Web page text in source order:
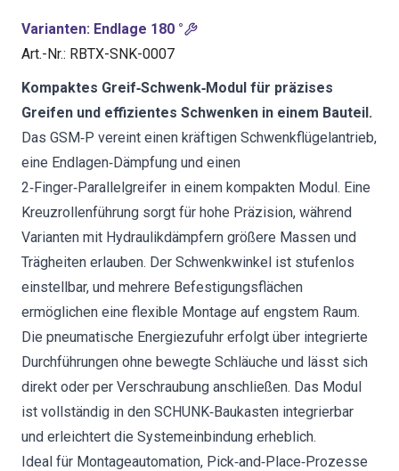
Varianten: Endlage 180 °
Art.-Nr.: RBTX-SNK-0007
Kompaktes Greif‑Schwenk‑Modul für präzises
Greifen und effizientes Schwenken in einem Bauteil.
Das GSM‑P vereint einen kräftigen Schwenkflügelantrieb,
eine Endlagen‑Dämpfung und einen
2‑Finger‑Parallelgreifer in einem kompakten Modul. Eine
Kreuzrollenführung sorgt für hohe Präzision, während
Varianten mit Hydraulikdämpfern größere Massen und
Trägheiten erlauben. Der Schwenkwinkel ist stufenlos
einstellbar, und mehrere Befestigungsflächen
ermöglichen eine flexible Montage auf engstem Raum.
Die pneumatische Energiezufuhr erfolgt über integrierte
Durchführungen ohne bewegte Schläuche und lässt sich
direkt oder per Verschraubung anschließen. Das Modul
ist vollständig in den SCHUNK‑Baukasten integrierbar
und erleichtert die Systemeinbindung erheblich.
Ideal für Montageautomation, Pick‑and‑Place‑Prozesse